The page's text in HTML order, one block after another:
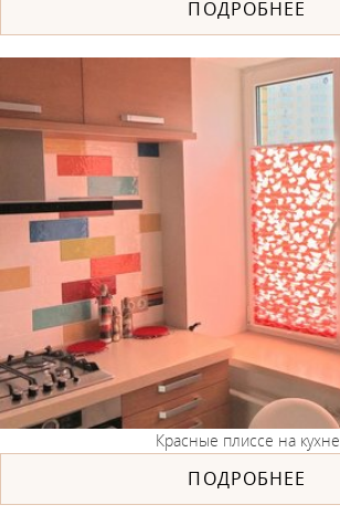
ПОДРОБНЕЕ
Красные плиссе на кухне
ПОДРОБНЕЕ